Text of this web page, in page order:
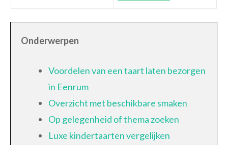
Onderwerpen
Voordelen van een taart laten bezorgen
in Eenrum
Overzicht met beschikbare smaken
Op gelegenheid of thema zoeken
Luxe kindertaarten vergelijken